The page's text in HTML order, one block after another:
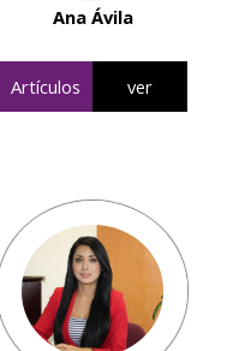
Ana Ávila
Artículos ver